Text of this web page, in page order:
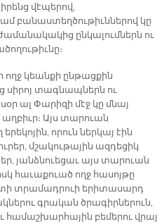
վէպերով,
բանաստեղծութիւններով կը
ընկալումներն ու
ողջ կեանքի ընթացքին
սիրոյ տագնապներն ու
ալ Փարիզի մէջ կը մնայ
աղբիւր։ Այս տարուան
որուն ներկայ էին
մշակութային ազդեցիկ
յանձնուեցաւ այս տարուան
հաւաքուած ողջ հասոյթը
տրամադրուի երիտասարդ
գրական ծրագիրներուն,
համաշխարհային բեմերու վրայ